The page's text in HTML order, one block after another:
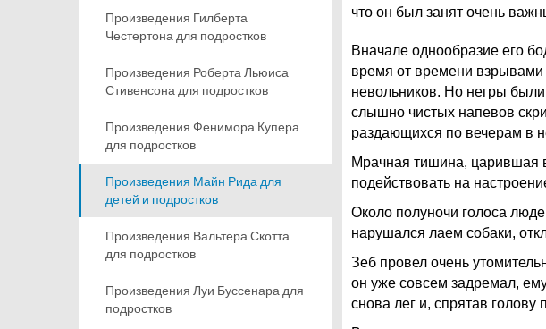
что он был занят очень
Вначале однообразие его
время от времени
невольников. Но негры
слышно чистых напевов
раздающихся по вечерам в
Мрачная тишина, царившая
подействовать на
Около полуночи голоса
нарушался лаем собаки,
Зеб провел очень
он уже совсем задремал,
снова лег и, спрятав голову
Произведения Гилберта
Честертона для подростков
Произведения Роберта Льюиса
Стивенсона для подростков
Произведения Фенимора Купера
для подростков
Произведения Майн Рида для
детей и подростков
Произведения Вальтера Скотта
для подростков
Произведения Луи Буссенара для
подростков